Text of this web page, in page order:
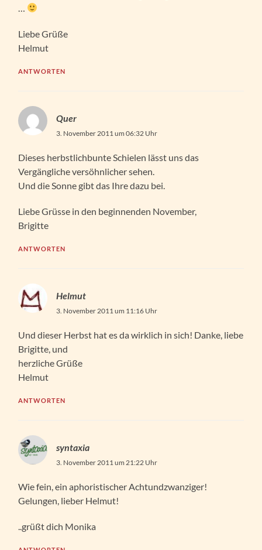
Liebe Grüße
Helmut
ANTWORTEN
Quer
3. November 2011 um 06:32 Uhr
Dieses herbstlichbunte Schielen lässt uns das
Vergängliche versöhnlicher sehen.
Und die Sonne gibt das Ihre dazu bei.
Liebe Grüsse in den beginnenden November,
Brigitte
ANTWORTEN
Helmut
3. November 2011 um 11:16 Uhr
Und dieser Herbst hat es da wirklich in sich! Danke, liebe
Brigitte, und
herzliche Grüße
Helmut
ANTWORTEN
syntaxia
3. November 2011 um 21:22 Uhr
Wie fein, ein aphoristischer Achtundzwanziger!
Gelungen, lieber Helmut!
..grüßt dich Monika